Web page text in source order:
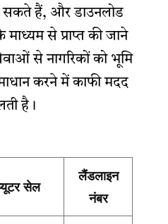
हैं, और डाउनलोड
से प्राप्त की जाने
से नागरिकों को भूमि
करने में काफी मदद
है।
सेल
लैंडलाइन
नंबर